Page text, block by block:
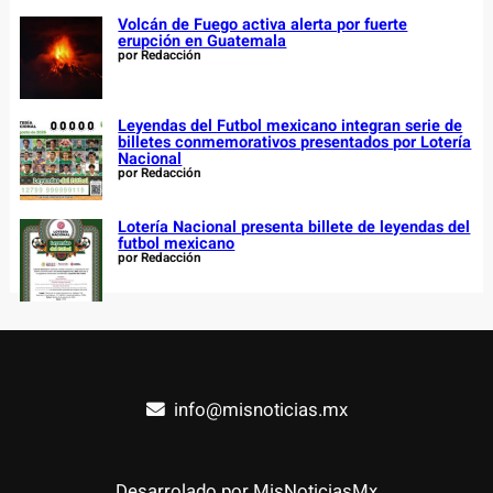
Volcán de Fuego activa alerta por fuerte
erupción en Guatemala
por Redacción
Leyendas del Futbol mexicano integran serie de
billetes conmemorativos presentados por Lotería
Nacional
por Redacción
Lotería Nacional presenta billete de leyendas del
futbol mexicano
por Redacción
info@misnoticias.mx